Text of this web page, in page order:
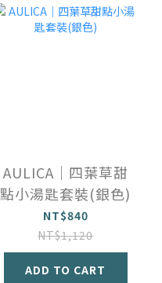
AULICA｜四葉草甜
點小湯匙套裝(銀色)
NT$840
NT$1,120
ADD TO CART